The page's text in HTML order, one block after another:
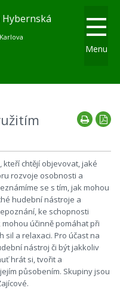
chtějí objevovat, jaké
rozvoje osobnosti a
se s tím, jak mohou
hudební nástroje a
ke schopnosti
účinně pomáhat při
sil a relaxaci. Pro účast na
nástroj či být jakkoliv
hrát si, tvořit a
působením. Skupiny jsou
Menu